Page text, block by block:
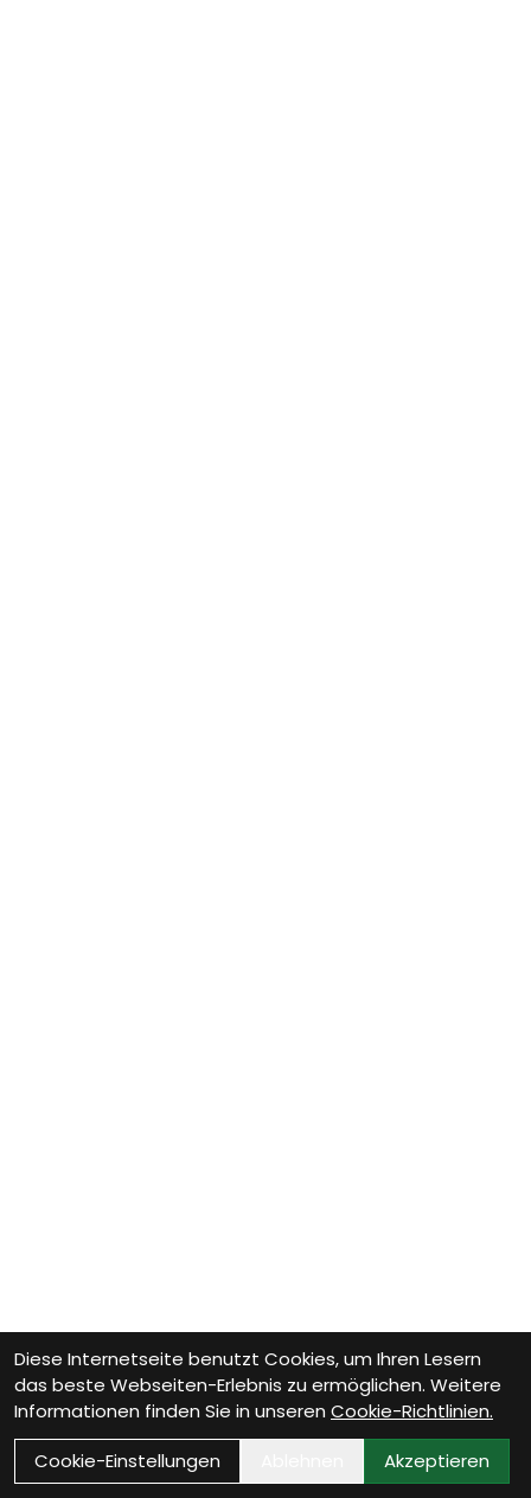
Diese Internetseite benutzt Cookies, um Ihren Lesern
das beste Webseiten-Erlebnis zu ermöglichen. Weitere
Informationen finden Sie in unseren Cookie-Richtlinien.
Cookie-Einstellungen
Akzeptieren